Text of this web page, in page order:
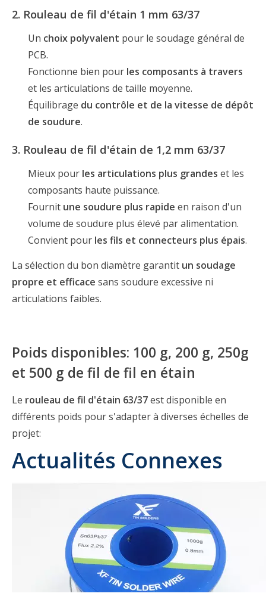
2. Rouleau de fil d'étain 1 mm 63/37
Un choix polyvalent pour le soudage général de
PCB.
Fonctionne bien pour les composants à travers
et les articulations de taille moyenne.
Équilibrage du contrôle et de la vitesse de dépôt
de soudure.
3. Rouleau de fil d'étain de 1,2 mm 63/37
Mieux pour les articulations plus grandeset les
composants haute puissance.
Fournit une soudure plus rapideen raison d'un
volume de soudure plus élevé par alimentation.
Convient pour les fils et connecteurs plus épais.
La sélection du bon diamètre garantit un soudage
propre et efficace sans soudure excessive ni
articulations faibles.
Poids disponibles: 100 g, 200 g, 250g
et 500 g de fil de fil en étain
Le rouleau de fil d'étain 63/37est disponible en
différents poids pour s'adapter à diverses échelles de
projet:
1. 100g Rouleau de fil d'étain 63/37
l'utilisation des amateurs.
Compact et facile à stocker.
Rangeant pourles tâches de soudage
occasionnelles.
2. 200g Rouleau de fil d'étain 63/37
Actualités Connexes